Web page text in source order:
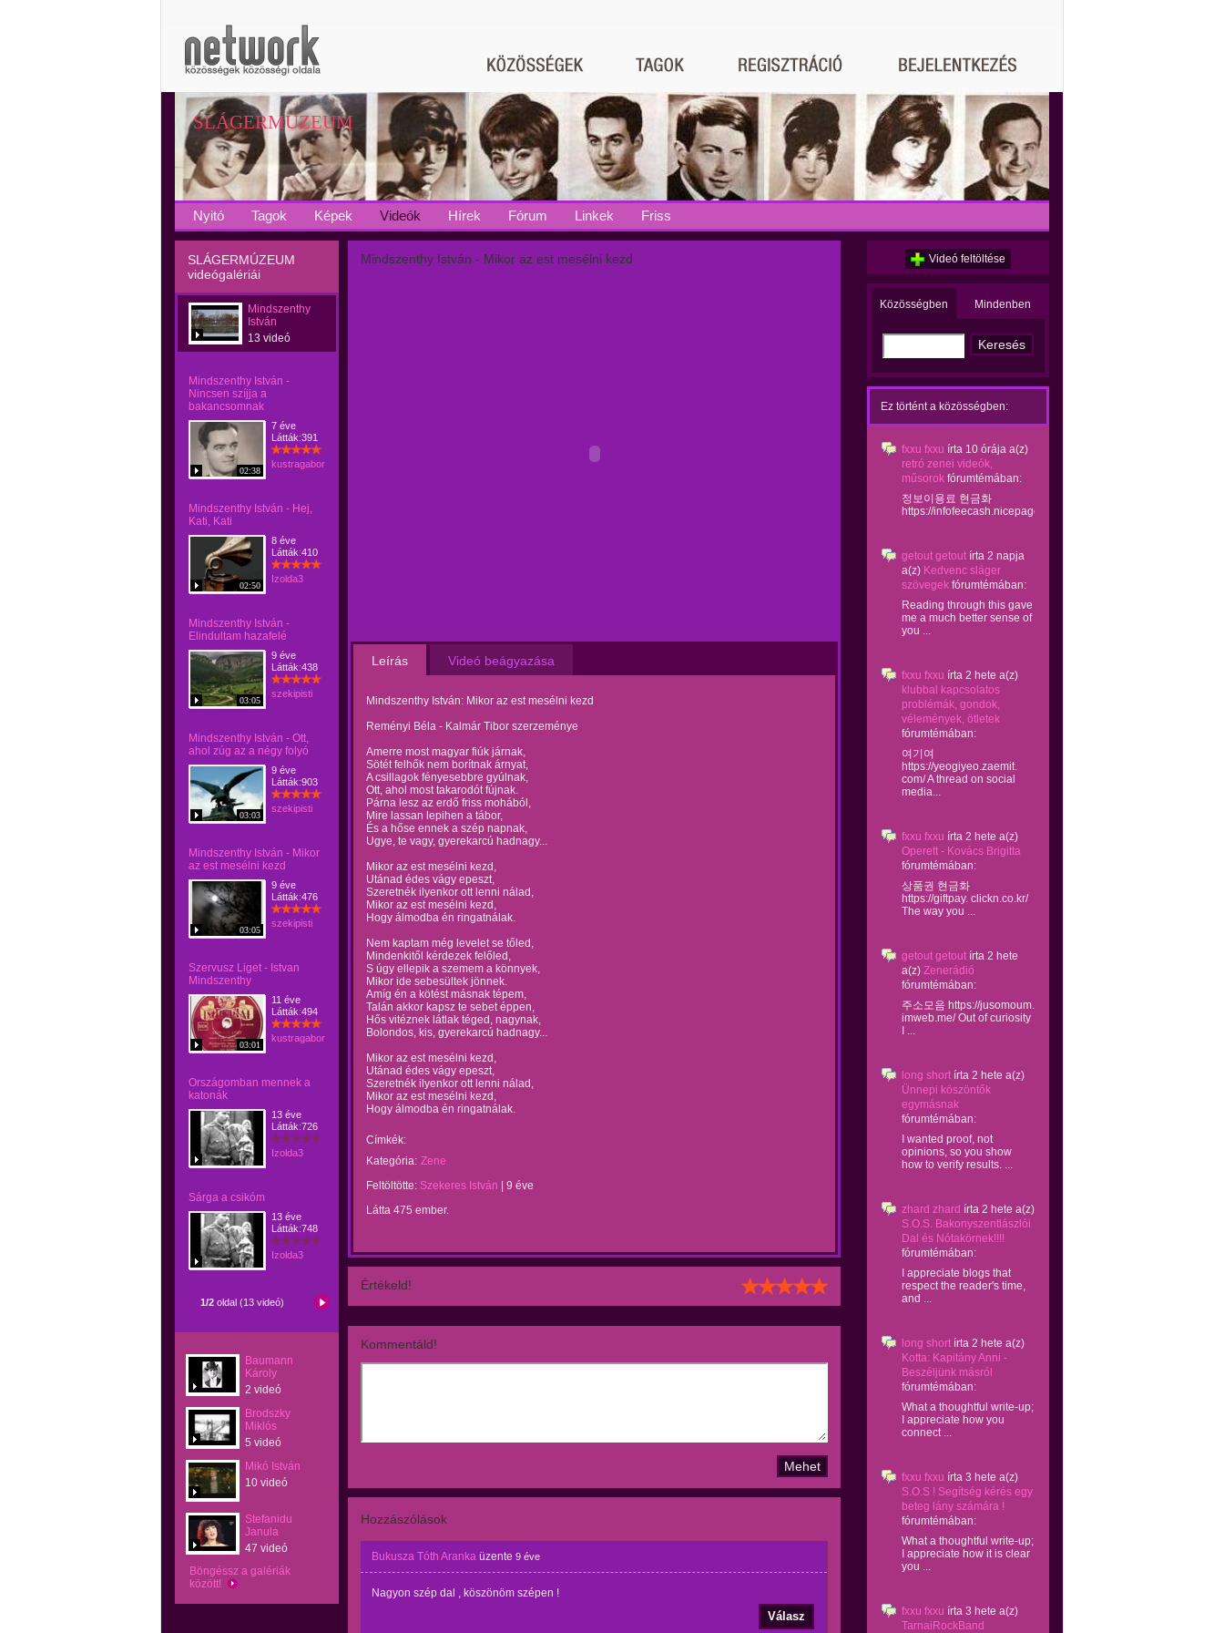
SLÁGERMÚZEUM
Nyitó Tagok Képek Videók Hírek Fórum Linkek Friss
SLÁGERMÚZEUM
videógalériái
Mindszenthy
István
13 videó
Mindszenthy István -
Nincsen szíjja a
bakancsomnak
02:38
7 éve
Látták:391
kustragabor
Mindszenthy István - Hej,
Kati, Kati
02:50
8 éve
Látták:410
Izolda3
Mindszenthy István -
Elindultam hazafelé
03:05
9 éve
Látták:438
szekipisti
Mindszenthy István - Ott,
ahol zúg az a négy folyó
03:03
9 éve
Látták:903
szekipisti
Mindszenthy István - Mikor
az est mesélni kezd
03:05
9 éve
Látták:476
szekipisti
Szervusz Liget - Istvan
Mindszenthy
03:01
11 éve
Látták:494
kustragabor
Országomban mennek a
katonák
13 éve
Látták:726
Izolda3
Sárga a csikóm
13 éve
Látták:748
Izolda3
1/2 oldal (13 videó)
Baumann
Károly
2 videó
Brodszky
Miklós
5 videó
Mikó István
10 videó
Stefanidu
Janula
47 videó
Böngéssz a galériák
között!
Mindszenthy István - Mikor az est mesélni kezd
Leírás Videó beágyazása
Mindszenthy István: Mikor az est mesélni kezd
Reményi Béla - Kalmár Tibor szerzeménye
Amerre most magyar fiúk járnak,
Sötét felhők nem borítnak árnyat,
A csillagok fényesebbre gyúlnak,
Ott, ahol most takarodót fújnak.
Párna lesz az erdő friss mohából,
Mire lassan lepihen a tábor,
És a hőse ennek a szép napnak,
Ugye, te vagy, gyerekarcú hadnagy...
Mikor az est mesélni kezd,
Utánad édes vágy epeszt,
Szeretnék ilyenkor ott lenni nálad,
Mikor az est mesélni kezd,
Hogy álmodba én ringatnálak.
Nem kaptam még levelet se tőled,
Mindenkitől kérdezek felőled,
S úgy ellepik a szemem a könnyek,
Mikor ide sebesültek jönnek.
Amíg én a kötést másnak tépem,
Talán akkor kapsz te sebet éppen,
Hős vitéznek látlak téged, nagynak,
Bolondos, kis, gyerekarcú hadnagy...
Mikor az est mesélni kezd,
Utánad édes vágy epeszt,
Szeretnék ilyenkor ott lenni nálad,
Mikor az est mesélni kezd,
Hogy álmodba én ringatnálak.
Címkék:
Kategória: Zene
Feltöltötte: Szekeres István
9 éve
Látta 475 ember.
Értékeld!
Kommentáld!
Hozzászólások
Bukusza Tóth Aranka üzente 9 éve
Nagyon szép dal , köszönöm szépen !
Válasz
Videó feltöltése
Közösségben Mindenben
Ez történt a közösségben:
fxxu fxxu írta 10 órája a(z)
retró zenei videók,
műsorok fórumtémában:
정보이용료 현금화
https://infofeecash.nicepage...
getout getout írta 2 napja
a(z) Kedvenc sláger
szövegek fórumtémában:
Reading through this gave
me a much better sense of
you ...
fxxu fxxu írta 2 hete a(z)
klubbal kapcsolatos
problémák, gondok,
vélemények, ötletek
fórumtémában:
여기여
https://yeogiyeo.zaemit.
com/ A thread on social
media...
fxxu fxxu írta 2 hete a(z)
Operett - Kovács Brigitta
fórumtémában:
상품권 현금화
https://giftpay. clickn.co.kr/
The way you ...
getout getout írta 2 hete
a(z) Zenerádió
fórumtémában:
주소모음 https://jusomoum.
imweb.me/ Out of curiosity
I ...
long short írta 2 hete a(z)
Ünnepi köszöntők
egymásnak
fórumtémában:
I wanted proof, not
opinions, so you show
how to verify results. ...
zhard zhard írta 2 hete a(z)
S.O.S. Bakonyszentlászlói
Dal és Nótakörnek!!!!
fórumtémában:
I appreciate blogs that
respect the reader's time,
and ...
long short írta 2 hete a(z)
Kotta: Kapitány Anni -
Beszéljünk másról
fórumtémában:
What a thoughtful write-up;
I appreciate how you
connect ...
fxxu fxxu írta 3 hete a(z)
S.O.S ! Segítség kérés egy
beteg lány számára !
fórumtémában:
What a thoughtful write-up;
I appreciate how it is clear
you ...
fxxu fxxu írta 3 hete a(z)
TarnaiRockBand